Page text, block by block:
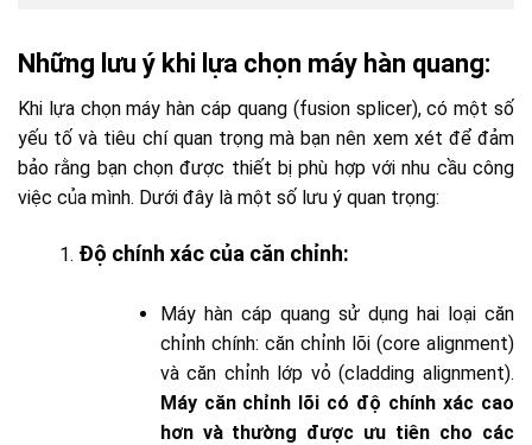
Những lưu ý khi lựa chọn máy hàn quang:
Khi lựa chọn máy hàn cáp quang (fusion splicer), có một số
yếu tố và tiêu chí quan trọng mà bạn nên xem xét để đảm
bảo rằng bạn chọn được thiết bị phù hợp với nhu cầu công
việc của mình. Dưới đây là một số lưu ý quan trọng:
Độ chính xác của căn chỉnh:
Máy hàn cáp quang sử dụng hai loại căn
chỉnh chính: căn chỉnh lõi (core alignment)
và căn chỉnh lớp vỏ (cladding alignment).
Máy căn chỉnh lõi có độ chính xác cao
hơn và thường được ưu tiên cho các